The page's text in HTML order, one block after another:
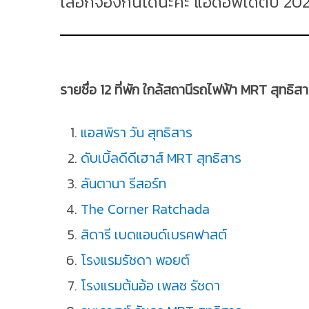
รายชื่อ 12 ที่พัก ใกล้สถานีรถไฟฟ้า MRT สุทธิส
แอสพิรา วัน สุทธิสาร
ดับเบิ้ลดีดีเฮาส์ MRT สุทธิสาร
ลันตานา รีสอร์ท
The Corner Ratchada
สิดารี เบดแอนด์เบรคฟาสต์
โรงแรมรัชดา พอยต์
โรงแรมต้นอ้อ เพลซ รัชดา